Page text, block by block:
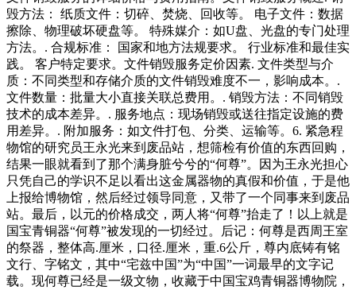
毁方法： 纸质文件：切碎、焚烧、回收等。 电子文件：数据
擦除、物理破坏硬盘等。 特殊媒介：如U盘、光盘的专门处理
方法。. 合规标准： 国家和地方法规要求。 行业标准和最佳实
践。 客户特定要求。文件销毁服务定价因素. 文件类型与介
质：不同类型和存储介质的文件销毁难度不一，影响成本。.
文件数量：批量大小直接关联总费用。. 销毁方法：不同销毁
技术的成本差异。. 服务地点：现场销毁或送往指定设施的费
用差异。. 附加服务：如文件打包、分类、运输等。6. 紧急程
物馆的研究员王永光来到废品站，想筛检有价值的东西回购，
结果一眼就看到了那个满身脏兮兮的“何尊”。因为王永光担心
只凭自己的学识不足以看出这金属器物的真假和价值，于是他
上报给博物馆，然后经过领导同意，又带了一个同事来到废品
站。最后，以元的价格成交，两人将“何尊”抬走了！以上就是
国宝青铜器“何尊”被发现的一切经过。后记：何尊是西周王室
的祭器，整体高.厘米，口径.厘米，重.6公斤，尊内底铸有铭
文行、字铭文，其中“宅兹中国”为“中国”一词最早的文字记
载。现何尊已经是一级文物，收藏于中国宝鸡青铜器博物院，